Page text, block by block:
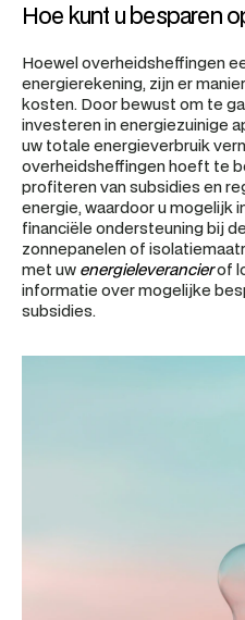
Hoe kunt u besparen
Hoewel overheidsheffingen
energierekening, zijn er
kosten. Door bewust om te
investeren in energiezuinige
uw totale energieverbruik
overheidsheffingen hoeft te
profiteren van subsidies en
energie, waardoor u mogelijk
financiële ondersteuning bij
zonnepanelen of
met uw energieleverancier of
informatie over mogelijke
subsidies.